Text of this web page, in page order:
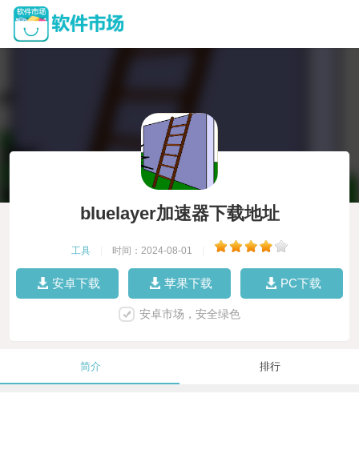
bluelayer加速器下载地址
工具 时间：2024-08-01
安卓下载 苹果下载 PC下载
安卓市场，安全绿色
简介 排行